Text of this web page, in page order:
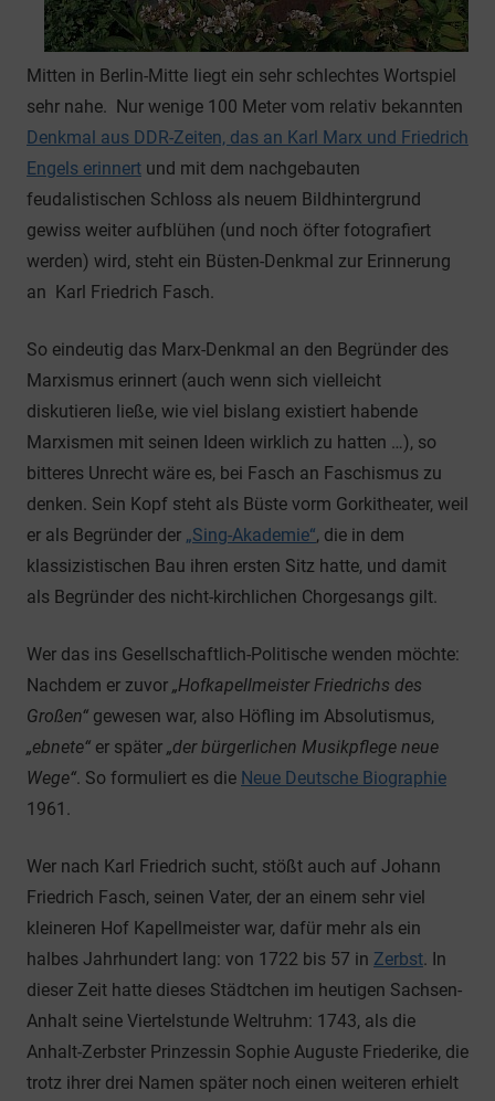
Mitten in Berlin-Mitte liegt ein sehr schlechtes Wortspiel
sehr nahe. Nur wenige 100 Meter vom relativ bekannten
Denkmal aus DDR-Zeiten, das an Karl Marx und Friedrich
Engels erinnert und mit dem nachgebauten
feudalistischen Schloss als neuem Bildhintergrund
gewiss weiter aufblühen (und noch öfter fotografiert
werden) wird, steht ein Büsten-Denkmal zur Erinnerung
an Karl Friedrich Fasch.
So eindeutig das Marx-Denkmal an den Begründer des
Marxismus erinnert (auch wenn sich vielleicht
diskutieren ließe, wie viel bislang existiert habende
Marxismen mit seinen Ideen wirklich zu hatten …), so
bitteres Unrecht wäre es, bei Fasch an Faschismus zu
denken. Sein Kopf steht als Büste vorm Gorkitheater, weil
er als Begründer der „Sing-Akademie“, die in dem
klassizistischen Bau ihren ersten Sitz hatte, und damit
als Begründer des nicht-kirchlichen Chorgesangs gilt.
Wer das ins Gesellschaftlich-Politische wenden möchte:
Nachdem er zuvor „Hofkapellmeister Friedrichs des
Großen“ gewesen war, also Höfling im Absolutismus,
„ebnete“ er später „der bürgerlichen Musikpflege neue
Wege“. So formuliert es die Neue Deutsche Biographie
1961.
Wer nach Karl Friedrich sucht, stößt auch auf Johann
Friedrich Fasch, seinen Vater, der an einem sehr viel
kleineren Hof Kapellmeister war, dafür mehr als ein
halbes Jahrhundert lang: von 1722 bis 57 in Zerbst. In
dieser Zeit hatte dieses Städtchen im heutigen Sachsen-
Anhalt seine Viertelstunde Weltruhm: 1743, als die
Anhalt-Zerbster Prinzessin Sophie Auguste Friederike, die
trotz ihrer drei Namen später noch einen weiteren erhielt